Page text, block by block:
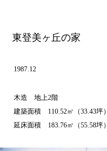
東登美ヶ丘の家
1987.12
木造 地上2階
建築面積 110.52㎡（33.43坪）
延床面積 183.76㎡（55.58坪）